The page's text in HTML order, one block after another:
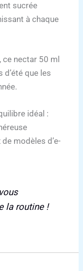
sucrée
à chaque
, ce nectar 50 ml
que les
idéal :
modèles d’e-
la routine !